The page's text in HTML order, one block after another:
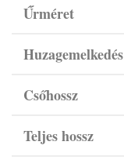
Űrméret
Huzagemelkedés
Csőhossz
Teljes hossz